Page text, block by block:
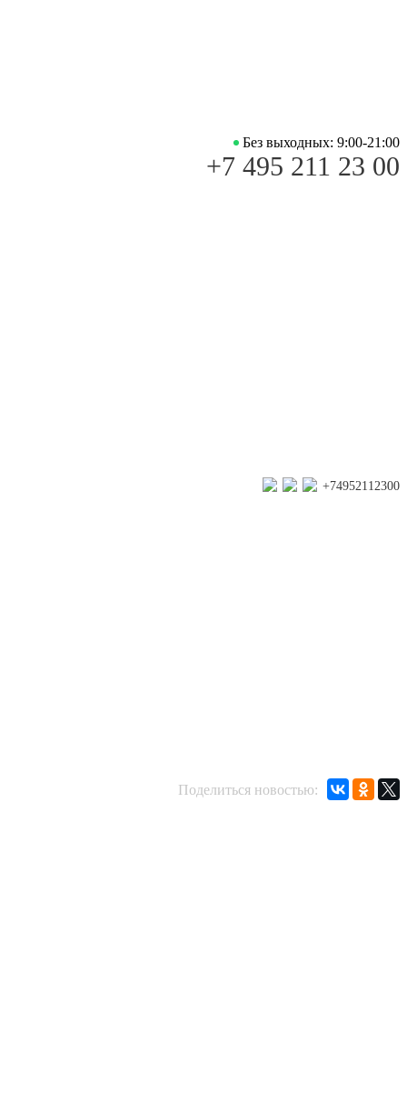
Без выходных: 9:00-21:00
+7 495 211 23 00
+74952112300
Поделиться новостью: